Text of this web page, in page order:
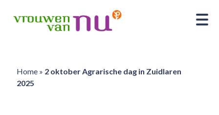
Home» 2 oktober Agrarische dag in Zuidlaren
2025